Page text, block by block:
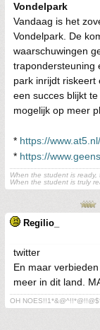
Vondelpark
Vandaag is het
Vondelpark. De
waarschuwingen
trapondersteuning
park inrijdt riskeert
een succes blijkt
mogelijk op meer
* https://
* https://
When the student is ready,
When the student is truly
Regilio_
twitter
En maar
meer in dit land.
OH